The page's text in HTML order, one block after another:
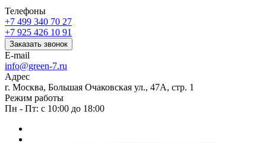
Телефоны
+7 499 340 70 27
+7 925 426 10 91
Заказать звонок
E-mail
info@green-7.ru
Адрес
г. Москва, Большая Очаковская ул., 47А, стр. 1
Режим работы
Пн - Пт: с 10:00 до 18:00